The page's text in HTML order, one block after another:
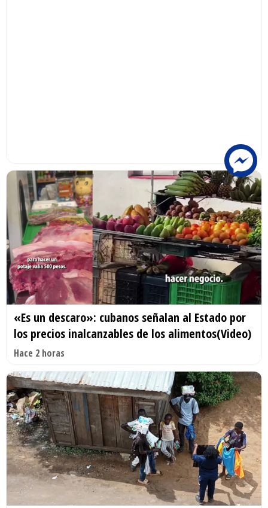
«Es un descaro»: cubanos señalan al Estado por
los precios inalcanzables de los alimentos(Video)
Hace 2 horas